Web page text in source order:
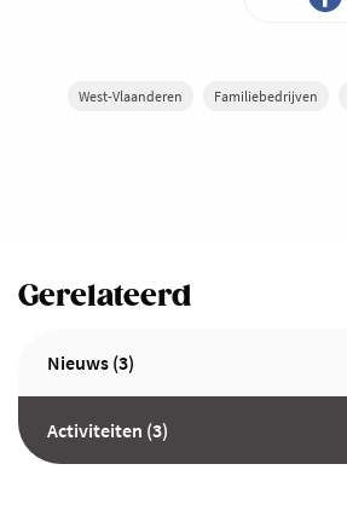
West-Vlaanderen Familiebedrijven
Gerelateerd
Nieuws (3)
Activiteiten (3)